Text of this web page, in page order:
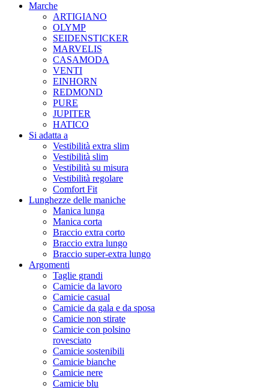
Marche
ARTIGIANO
OLYMP
SEIDENSTICKER
MARVELIS
CASAMODA
VENTI
EINHORN
REDMOND
PURE
JUPITER
HATICO
Si adatta a
Vestibilità extra slim
Vestibilità slim
Vestibilità su misura
Vestibilità regolare
Comfort Fit
Lunghezze delle maniche
Manica lunga
Manica corta
Braccio extra corto
Braccio extra lungo
Braccio super-extra lungo
Argomenti
Taglie grandi
Camicie da lavoro
Camicie casual
Camicie da gala e da sposa
Camicie non stirate
Camicie con polsino
rovesciato
Camicie sostenibili
Camicie bianche
Camicie nere
Camicie blu